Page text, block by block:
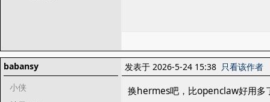
babansy
小侠
发表于 2026-5-24 15:38 只看该作者
换hermes吧，比openclaw好用多